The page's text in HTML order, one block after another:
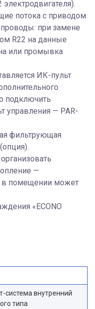
потока с приводом.
при замене
R22 на данные
или промывка
ИК-пульт
подключить
управления — PAR-
фильтрующая
—
в помещении может
«ECONO
система внутренний
типа